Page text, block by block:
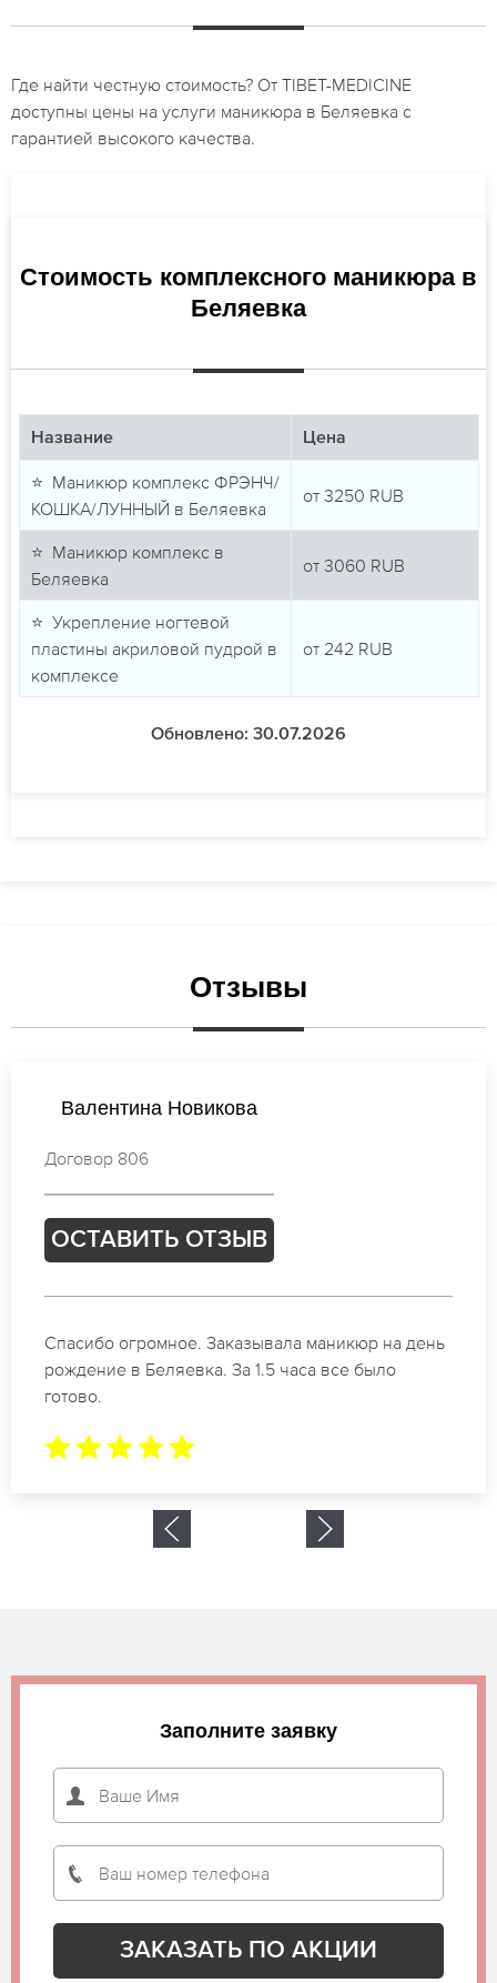
Где найти честную стоимость? От TIBET-MEDICINE
доступны цены на услуги маникюра в Беляевка с
гарантией высокого качества.
Стоимость комплексного маникюра в
Беляевка
Название Цена
⭐ Маникюр комплекс ФРЭНЧ/
КОШКА/ЛУННЫЙ в Беляевка
от 3250 RUB
⭐ Маникюр комплекс в
Беляевка
от 3060 RUB
⭐ Укрепление ногтевой
пластины акриловой пудрой в
комплексе
от 242 RUB
Обновлено: 30.07.2026
Отзывы
Валентина Попова
Договор 387
ОСТАВИТЬ ОТЗЫВ
Идеальные специалисты своего дела по
маникюру в Беляевка. Замечательный результат.
Буду обращаться еще.
Заполните заявку